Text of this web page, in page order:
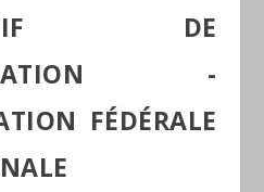
DE
-
FÉDÉRALE